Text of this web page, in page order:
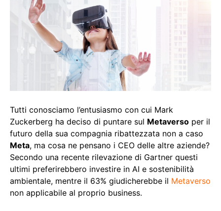
Tutti conosciamo l’entusiasmo con cui Mark
Zuckerberg ha deciso di puntare sul Metaverso per il
futuro della sua compagnia ribattezzata non a caso
Meta, ma cosa ne pensano i CEO delle altre aziende?
Secondo una recente rilevazione di Gartner questi
ultimi preferirebbero investire in AI e sostenibilità
ambientale, mentre il 63% giudicherebbe il Metaverso
non applicabile al proprio business.